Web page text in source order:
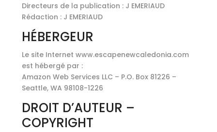
Directeurs de la publication : J EMERIAUD
Rédaction : J EMERIAUD
HÉBERGEUR
Le site Internet www.escapenewcaledonia.com
est hébergé par :
Amazon Web Services LLC – P.O. Box 81226 –
Seattle, WA 98108-1226
DROIT D’AUTEUR –
COPYRIGHT